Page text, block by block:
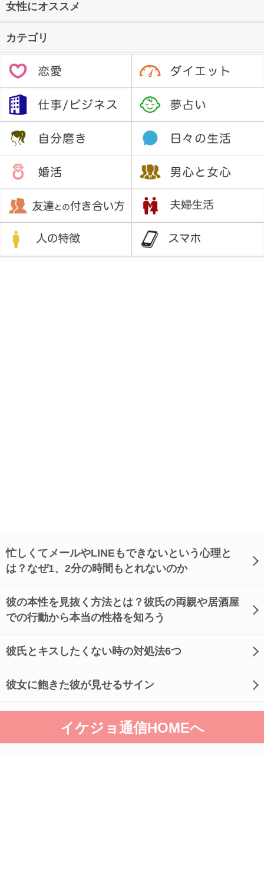
女性にオススメ
カテゴリ
忙しくてメールやLINEもできないという心理と
は？なぜ1、2分の時間もとれないのか
彼の本性を見抜く方法とは？彼氏の両親や居酒屋
での行動から本当の性格を知ろう
彼氏とキスしたくない時の対処法6つ
彼女に飽きた彼が見せるサイン
イケジョ通信HOMEへ